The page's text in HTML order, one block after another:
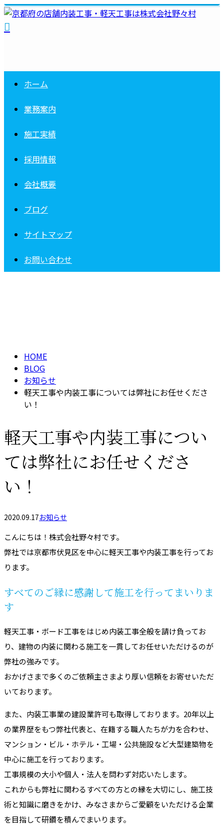
ホーム
業務案内
施工実績
採用情報
会社概要
ブログ
サイトマップ
お問い合わせ
HOME
BLOG
お知らせ
軽天工事や内装工事については弊社にお任せくださ
い！
軽天工事や内装工事につい
ては弊社にお任せくださ
い！
2020.09.17お知らせ
こんにちは！株式会社野々村です。
弊社では京都市伏見区を中心に軽天工事や内装工事を行ってお
ります。
すべてのご縁に感謝して施工を行ってまいりま
す
軽天工事・ボード工事をはじめ内装工事全般を請け負ってお
り、建物の内装に関わる施工を一貫してお任せいただけるのが
弊社の強みです。
おかげさまで多くのご依頼主さまより厚い信頼をお寄せいただ
いております。
また、内装工事業の建設業許可も取得しております。20年以上
の業界歴をもつ弊社代表と、在籍する職人たちが力を合わせ、
マンション・ビル・ホテル・工場・公共施設など大型建築物を
中心に施工を行っております。
工事規模の大小や個人・法人を問わず対応いたします。
これからも弊社に関わるすべての方との縁を大切にし、施工技
術と知識に磨きをかけ、みなさまからご愛顧をいただける企業
を目指して研鑽を積んでまいります。